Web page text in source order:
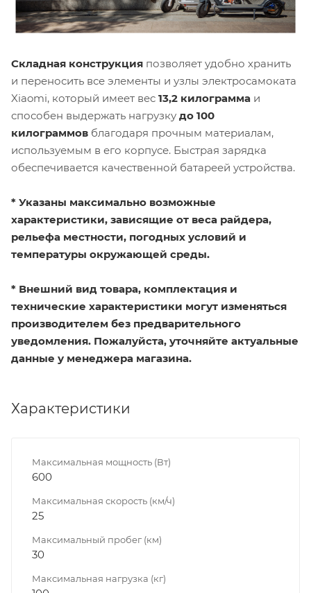
Складная конструкция позволяет удобно хранить
и переносить все элементы и узлы электросамоката
Xiaomi, который имеет вес 13,2 килограмма и
способен выдержать нагрузку до 100
килограммов благодаря прочным материалам,
используемым в его корпусе. Быстрая зарядка
обеспечивается качественной батареей устройства.
* Указаны максимально возможные
характеристики, зависящие от веса райдера,
рельефа местности, погодных условий и
температуры окружающей среды.
* Внешний вид товара, комплектация и
технические характеристики могут изменяться
производителем без предварительного
уведомления. Пожалуйста, уточняйте актуальные
данные у менеджера магазина.
Характеристики
Максимальная мощность (Вт)
600
Максимальная скорость (км/ч)
25
Максимальный пробег (км)
30
Максимальная нагрузка (кг)